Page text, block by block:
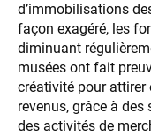
d’immobilisations
façon exagéré, les
diminuant
musées ont fait
créativité pour attirer
revenus, grâce à
des activités de